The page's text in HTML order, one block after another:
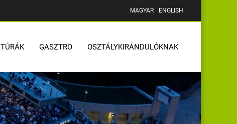
MAGYAR ENGLISH
TÚRÁK GASZTRO OSZTÁLYKIRÁNDULÓKNAK